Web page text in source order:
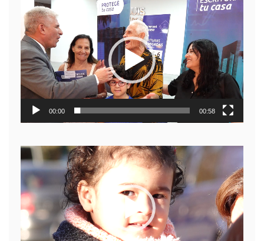
Reproductor
de
video
00:00 00:58
Reproductor
de
video